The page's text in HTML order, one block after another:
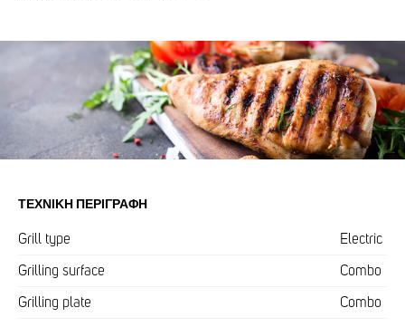
ΤΕΧΝΙΚΉ ΠΕΡΙΓΡΑΦΉ
Grill type Electric
Grilling surface Combo
Grilling plate Combo